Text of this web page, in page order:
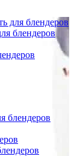
для блендеров
блендеров
блендеров